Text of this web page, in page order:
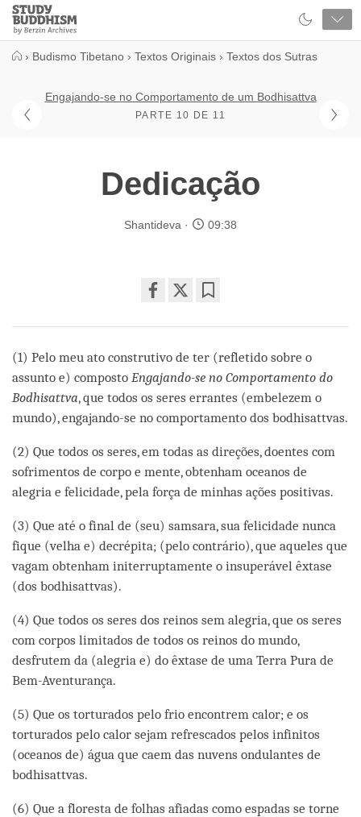
Close
Study
Buddhism
› Budismo Tibetano › Textos Originais › Textos dos Sutras
Engajando-se no Comportamento de um Bodhisattva
PARTE 10 DE 11
Dedicação
Shantideva 09:38
on
facebook
(1) Pelo meu ato construtivo de ter (refletido sobre o
assunto e) composto Engajando-se no Comportamento do
Bodhisattva, que todos os seres errantes (embelezem o
mundo), engajando-se no comportamento dos bodhisattvas.
(2) Que todos os seres, em todas as direções, doentes com
sofrimentos de corpo e mente, obtenham oceanos de
alegria e felicidade, pela força de minhas ações positivas.
(3) Que até o final de (seu) samsara, sua felicidade nunca
fique (velha e) decrépita; (pelo contrário), que aqueles que
vagam obtenham initerruptamente o insuperável êxtase
(dos bodhisattvas).
(4) Que todos os seres dos reinos sem alegria, que os seres
com corpos limitados de todos os reinos do mundo,
desfrutem da (alegria e) do êxtase de uma Terra Pura de
Bem-Aventurança.
(5) Que os torturados pelo frio encontrem calor; e os
torturados pelo calor sejam refrescados pelos infinitos
(oceanos de) água que caem das nuvens ondulantes de
bodhisattvas.
(6) Que a floresta de folhas afiadas como espadas se torne